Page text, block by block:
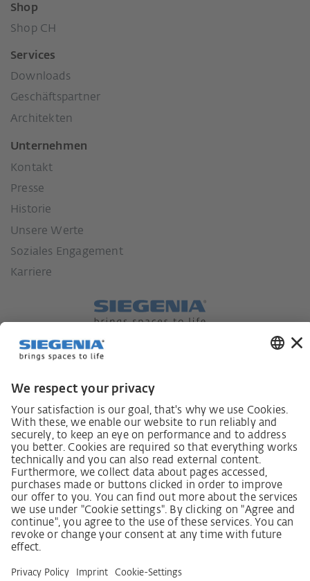
Shop
Shop CH
Services
Downloads
Geschäftspartner
Architekten
Unternehmen
Kontakt
Presse
Historie
Unsere Werte
Soziales Engagement
Karriere
Lieferkettensorgfaltspflichtengesetz
Lieferantenkodex
LkSG-Merkblatt für Lieferanten
Grundsatzerklärung Menschenrechtsstrategie
Beschwerdeverfahren
Impressum AGB
Datenschutz